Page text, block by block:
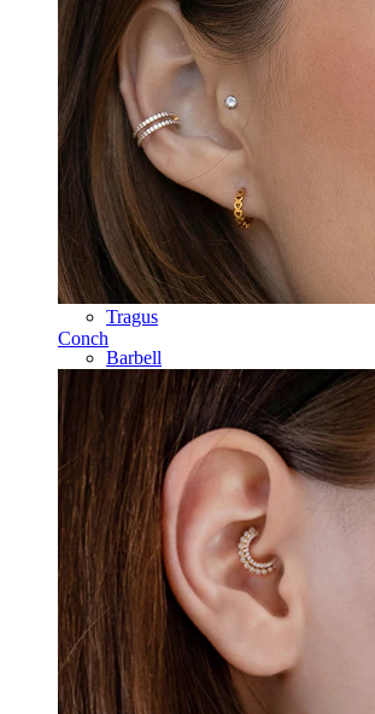
Conch
Orecchio
Septum
Oro 14K
Fake piercing
Labret
Lingua
Naso
Tragus
Barbell
Rook
Daith
Ferri di cavallo
Cerchi
Attrezzi
Banane
Lobo
Titanio